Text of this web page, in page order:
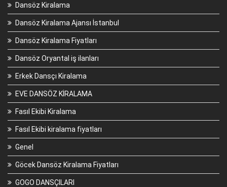
Dansöz Kiralama
Dansöz Kiralama Ajansı İstanbul
Dansöz Kiralama Fiyatları
Dansöz Oryantal iş ilanları
Erkek Dansçı Kiralama
EVE DANSÖZ KİRALAMA
Fasıl Ekibi Kiralama
Fasıl Ekibi kiralama fiyatları
Genel
Göcek Dansöz Kiralama Fiyatları
GOGO DANSÇILARI